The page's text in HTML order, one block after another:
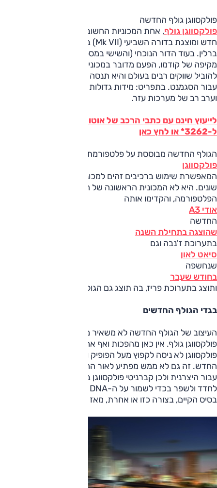
פולקסווגן גולף החדשה
פולקסווגן גולף, אחת המכוניות החשובות התעשייה, פותחת דף
חדש ומוצגת בדורה השביעי (Mk VII) בעיר הבירה של גרמניה,
ברלין. בעוד הדור הנוכחי (והשישי במספר) היה יותר מתיחת פנים
מקיפה של קודמו, הפעם מדובר במכונית חדשה לגמרי, שצפויה
להוביל שווקים רבים בעולם והיא תנסה להציב סטנדרטים חדשים
עבור הסגמנט. בתפריט: מידות גדולות יותר, משקל נמוך יותר
וערב רב של מערכות עזר.
לייעוץ חינם עם כתבי הרכב של אוטו על פולקסווגן גולף חייג
ל-3262* או לחץ כאן
הגולף החדשה מבוססת על פלטפורמת MQB המודולרית של
פולקסווגן
המאפשרת שימוש ברכיבים זהים למכוניות בסגמנטים וגדלים
שונים. היא לא המכונית הראשונה של הקונצרן שמבוססת על
הפלטפורמה, והקדימו אותה
אודי A3
החדשה
שהוצגה בתחילת השנה
בתערוכת ז'נבה וגם
סיאט לאון
שנחשפה
בחודש שעבר
ותוצג בתערוכת פריז, בה תוצג גם הגולף.
בגדי הגולף החדשים
העיצוב של הגולף החדשה לא משאיר מקום לטעויות. זוהי
פולקסווגן גולף. אין כאן מהפכות ואף אחד במחלקת העיצוב של
פולקסווגן לא ניסה לקפוץ מעל הפופיק ולהמציא את הגלגל
החדש. זה גם לא ממש מפתיע לאור החשיבות הרבה של דגם
עבור היצרנית ולכן קברניטי פולקסווגן בחרו ללטש את המוכר,
בסיס הקיים, בצורה כזו או אחרת, מאז שהוצגה הגולף הראשונה.